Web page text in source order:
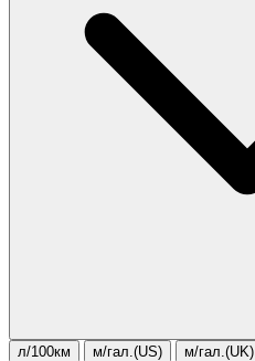
л/100км м/гал.(US) м/гал.(UK)